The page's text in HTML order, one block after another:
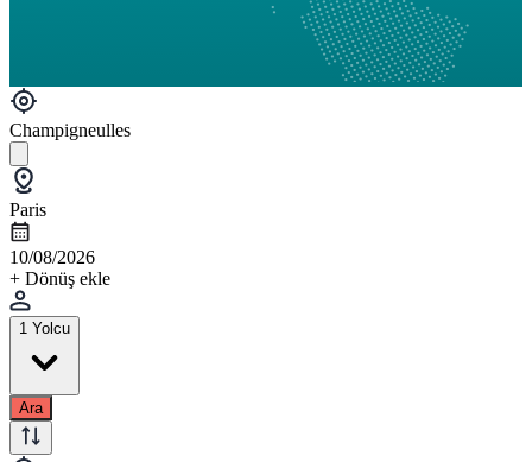
Champigneulles
Paris
10/08/2026
+ Dönüş ekle
1 Yolcu
Ara